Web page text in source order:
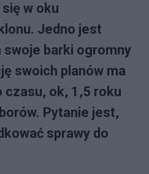
w oku
Jedno jest
swoje barki ogromny
swoich planów ma
czasu, ok, 1,5 roku
Pytanie jest,
sprawy do